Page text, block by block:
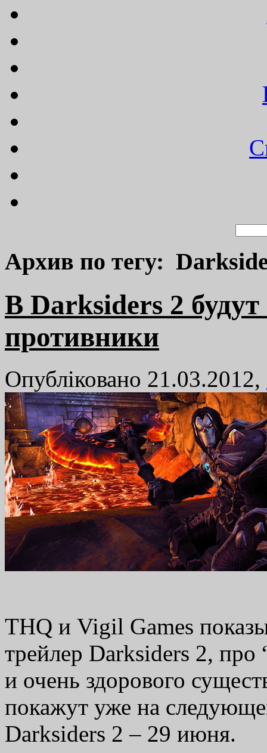
Архив по тегу:
В Darksiders 2
противники
Опубліковано 21.03.2012,
THQ и Vigil Games
трейлер Darksiders 2, про
и очень здорового
покажут уже на
Darksiders 2 – 29 июня.